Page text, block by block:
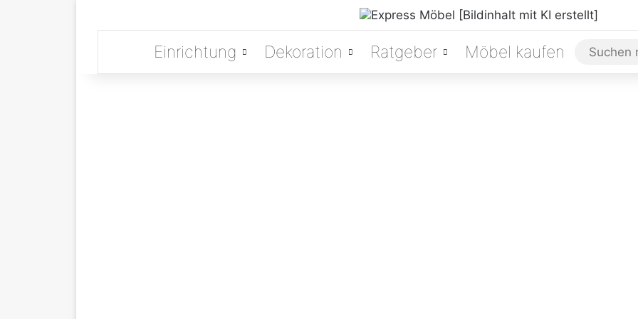
Einrichtung Dekoration Ratgeber Möbel kaufen